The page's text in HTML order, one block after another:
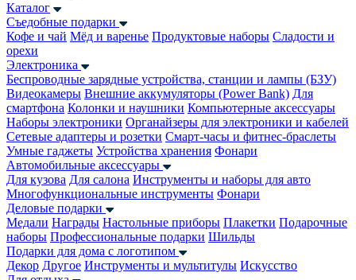
Каталог
Съедобные подарки
Кофе и чай Мёд и варенье Продуктовые наборы Сладости и
орехи
Электроника
Беспроводные зарядные устройства, станции и лампы (БЗУ)
Видеокамеры Внешние аккумуляторы (Power Bank) Для
смартфона Колонки и наушники Компьютерные аксессуары
Наборы электроники Органайзеры для электроники и кабелей
Сетевые адаптеры и розетки Смарт-часы и фитнес-браслеты
Умные гаджеты Устройства хранения Фонари
Автомобильные аксессуары
Для кузова Для салона Инструменты и наборы для авто
Многофункциональные инструменты Фонари
Деловые подарки
Медали Награды Настольные приборы Плакетки Подарочные
наборы Профессиональные подарки Шильды
Подарки для дома с логотипом
Декор Другое Инструменты и мультитулы Искусство